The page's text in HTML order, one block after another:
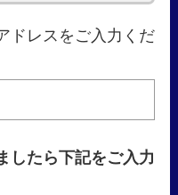
ドレスをご入力くだ
したら下記をご入力